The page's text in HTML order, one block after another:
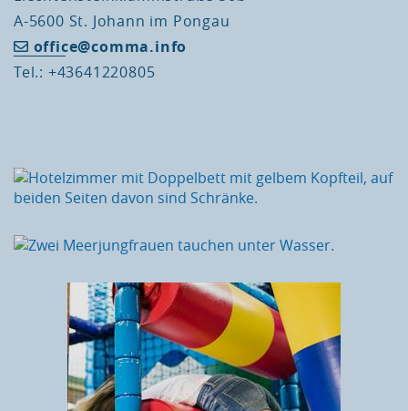
A-5600 St. Johann im Pongau
office@comma.info
Tel.: +43641220805